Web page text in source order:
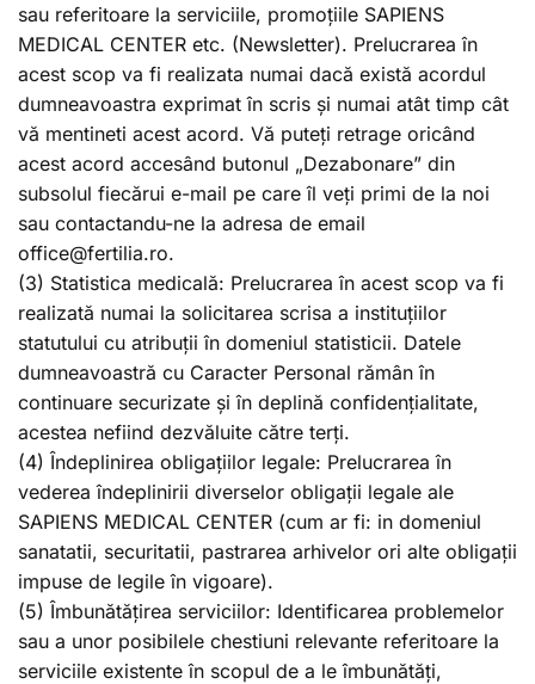
sau referitoare la serviciile, promoțiile SAPIENS
MEDICAL CENTER etc. (Newsletter). Prelucrarea în
acest scop va fi realizata numai dacă există acordul
dumneavoastra exprimat în scris și numai atât timp cât
vă mentineti acest acord. Vă puteți retrage oricând
acest acord accesând butonul „Dezabonare” din
subsolul fiecărui e-mail pe care îl veți primi de la noi
sau contactandu-ne la adresa de email
office@fertilia.ro.
(3) Statistica medicală: Prelucrarea în acest scop va fi
realizată numai la solicitarea scrisa a instituțiilor
statutului cu atribuții în domeniul statisticii. Datele
dumneavoastră cu Caracter Personal rămân în
continuare securizate și în deplină confidențialitate,
acestea nefiind dezvăluite către terți.
(4) Îndeplinirea obligațiilor legale: Prelucrarea în
vederea îndeplinirii diverselor obligații legale ale
SAPIENS MEDICAL CENTER (cum ar fi: in domeniul
sanatatii, securitatii, pastrarea arhivelor ori alte obligații
impuse de legile în vigoare).
(5) Îmbunătățirea serviciilor: Identificarea problemelor
sau a unor posibilele chestiuni relevante referitoare la
serviciile existente în scopul de a le îmbunătăți,